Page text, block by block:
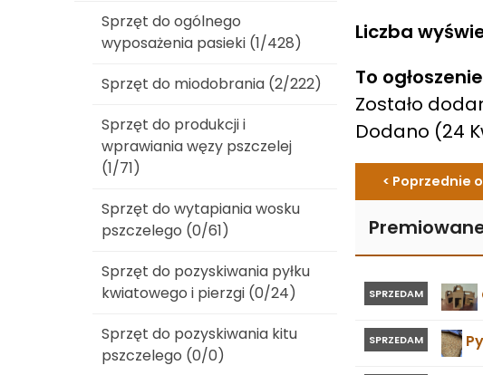
Liczba
To
Zostało
Dodano (24
< Poprzednie
SPRZEDAM
SPRZEDAM
Sprzęt do ogólnego
wyposażenia pasieki (1/428)
Sprzęt do miodobrania (2/222)
Sprzęt do produkcji i
wprawiania węzy pszczelej
(1/71)
Sprzęt do wytapiania wosku
pszczelego (0/61)
Sprzęt do pozyskiwania pyłku
kwiatowego i pierzgi (0/24)
Sprzęt do pozyskiwania kitu
pszczelego (0/0)